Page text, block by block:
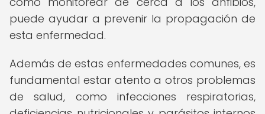
puede ayudar a prevenir la propagación de
esta enfermedad.
Además de estas enfermedades comunes, es
fundamental estar atento a otros problemas
de salud, como infecciones respiratorias,